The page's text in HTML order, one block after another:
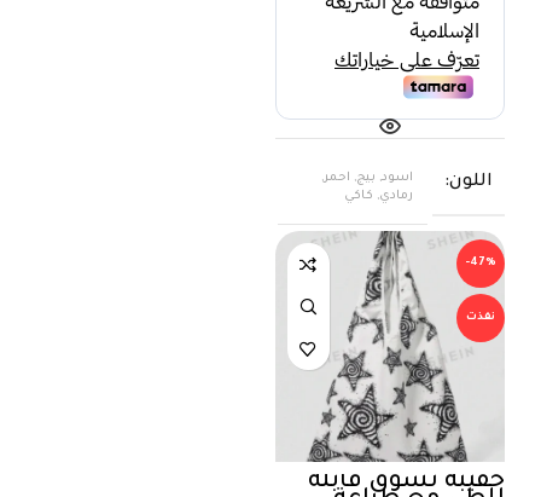
اللون
اسود, بيج, احمر,
رمادي, كاكي
-47%
نفذت
حقيبة تسوق قابلة